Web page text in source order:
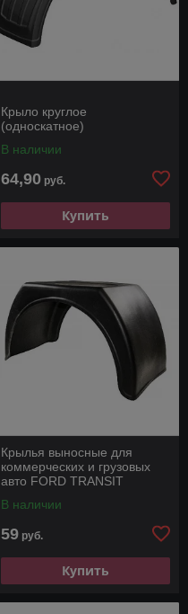
Крыло круглое
(односкатное)
В наличии
64,90 руб.
Купить
Крылья выносные для
коммерческих и грузовых
авто FORD TRANSIT
В наличии
59 руб.
Купить